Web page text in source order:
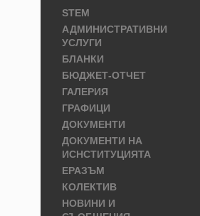
STEM
АДМИНИСТРАТИВНИ
УСЛУГИ
БЛАНКИ
БЮДЖЕТ-ОТЧЕТ
ГАЛЕРИЯ
ГРАФИЦИ
ДОКУМЕНТИ
ДОКУМЕНТИ НА
ИСНСТИТУЦИЯТА
ЕРАЗЪМ
КОЛЕКТИВ
НОВИНИ И